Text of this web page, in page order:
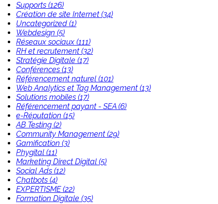
Supports (126)
Création de site Internet (34)
Uncategorized (1)
Webdesign (5)
Réseaux sociaux (111)
RH et recrutement (32)
Stratégie Digitale (17)
Conférences (13)
Référencement naturel (101)
Web Analytics et Tag Management (13)
Solutions mobiles (17)
Référencement payant - SEA (6)
e-Réputation (15)
AB Testing (2)
Community Management (29)
Gamification (3)
Phygital (11)
Marketing Direct Digital (5)
Social Ads (12)
Chatbots (4)
EXPERTISME (22)
Formation Digitale (35)